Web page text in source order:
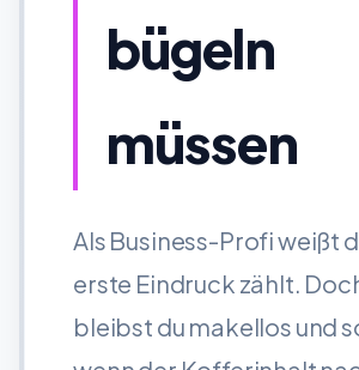
bügeln
müssen
Als Business-Profi weißt
erste Eindruck zählt.
bleibst du makellos und